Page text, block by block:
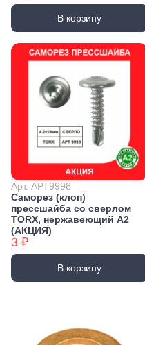
В корзину
Арт. АРТ9998
Саморез (клоп)
прессшайба со сверлом
TORX, нержавеющий А2
(АКЦИЯ)
3 ₽
В корзину